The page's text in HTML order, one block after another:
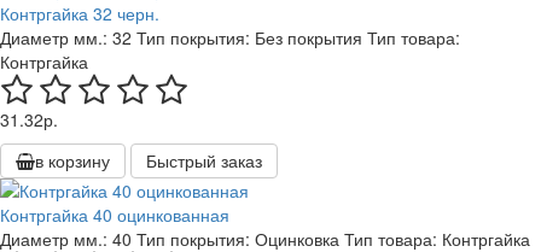
Контргайка 32 черн.
Диаметр мм.: 32 Тип покрытия: Без покрытия Тип товара:
Контргайка
31.32р.
в корзину
Быстрый заказ
Контргайка 40 оцинкованная
Диаметр мм.: 40 Тип покрытия: Оцинковка Тип товара: Контргайка